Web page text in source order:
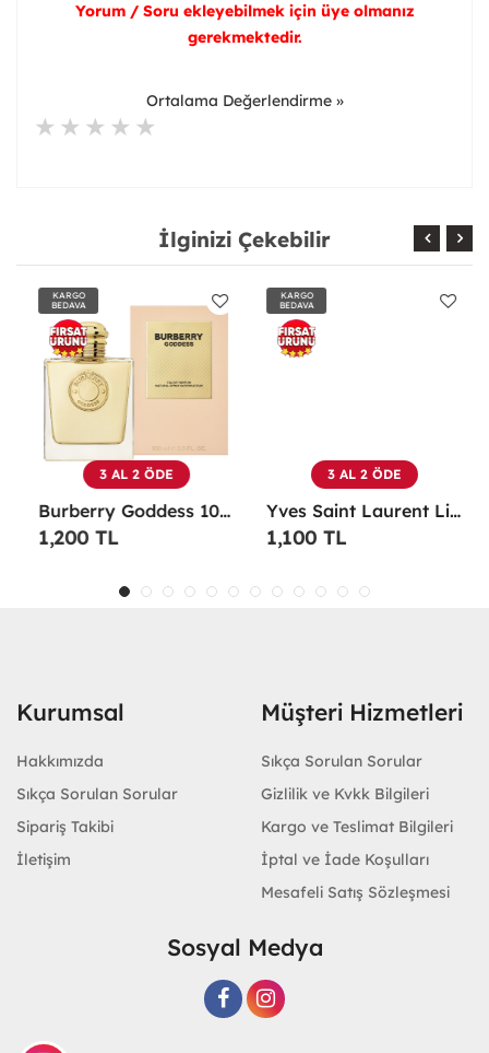
Yorum / Soru ekleyebilmek için üye olmanız
gerekmektedir.
Ortalama Değerlendirme »
İlginizi Çekebilir
KARGO
BEDAVA
3 AL 2 ÖDE
Burberry Goddess 100 ML EDP Kadın Parfümü -
1,200 TL
KARGO
BEDAVA
3 AL 2 ÖDE
Yves Saint Laurent Libre EDP 90 Ml Kadın Parfüm - YSLL
1,100 TL
Kurumsal
Hakkımızda
Sıkça Sorulan Sorular
Sipariş Takibi
İletişim
Müşteri Hizmetleri
Sıkça Sorulan Sorular
Gizlilik ve Kvkk Bilgileri
Kargo ve Teslimat Bilgileri
İptal ve İade Koşulları
Mesafeli Satış Sözleşmesi
Sosyal Medya